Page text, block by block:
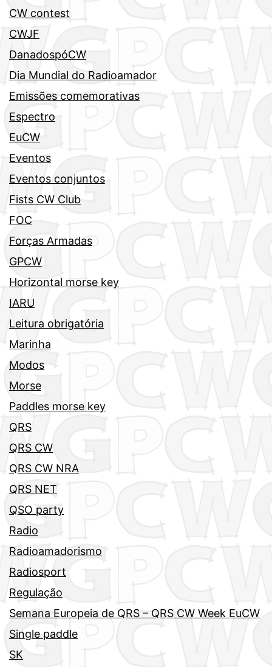
CW contest
CWJF
DanadospóCW
Dia Mundial do Radioamador
Emissões comemorativas
Espectro
EuCW
Eventos
Eventos conjuntos
Fists CW Club
FOC
Forças Armadas
GPCW
Horizontal morse key
IARU
Leitura obrigatória
Marinha
Modos
Morse
Paddles morse key
QRS
QRS CW
QRS CW NRA
QRS NET
QSO party
Radio
Radioamadorismo
Radiosport
Regulação
Semana Europeia de QRS – QRS CW Week EuCW
Single paddle
SK